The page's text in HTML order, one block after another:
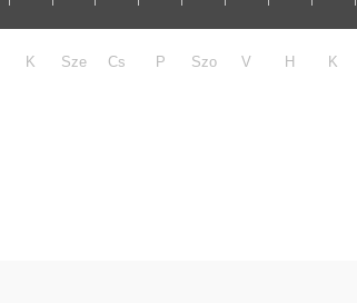
K Sze Cs P Szo V H K